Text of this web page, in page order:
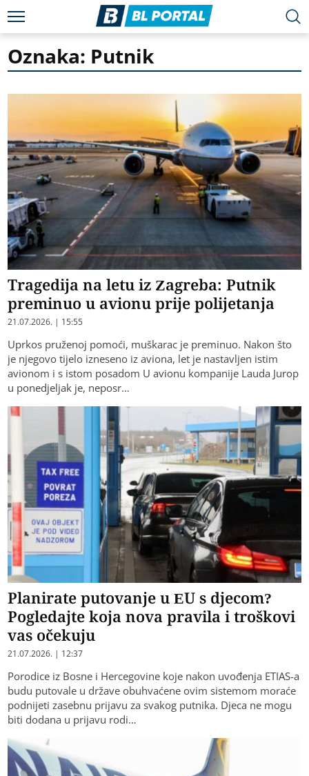
Oznaka: Putnik
Tragedija na letu iz Zagreba: Putnik
preminuo u avionu prije polijetanja
21.07.2026. | 15:55
Uprkos pruženoj pomoći, muškarac je preminuo. Nakon što
je njegovo tijelo izneseno iz aviona, let je nastavljen istim
avionom i s istom posadom U avionu kompanije Lauda Jurop
u poned‌jeljak je, neposr…
Planirate putovanje u EU s djecom?
Pogledajte koja nova pravila i troškovi
vas očekuju
21.07.2026. | 12:37
Porodice iz Bosne i Hercegovine koje nakon uvođenja ETIAS-a
budu putovale u države obuhvaćene ovim sistemom moraće
podnijeti zasebnu prijavu za svakog putnika. Djeca ne mogu
biti dodana u prijavu rodi…